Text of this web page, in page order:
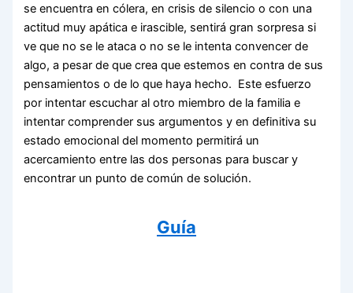
se encuentra en cólera, en crisis de silencio o con una
actitud muy apática e irascible, sentirá gran sorpresa si
ve que no se le ataca o no se le intenta convencer de
algo, a pesar de que crea que estemos en contra de sus
pensamientos o de lo que haya hecho. Este esfuerzo
por intentar escuchar al otro miembro de la familia e
intentar comprender sus argumentos y en definitiva su
estado emocional del momento permitirá un
acercamiento entre las dos personas para buscar y
encontrar un punto de común de solución.
Guía